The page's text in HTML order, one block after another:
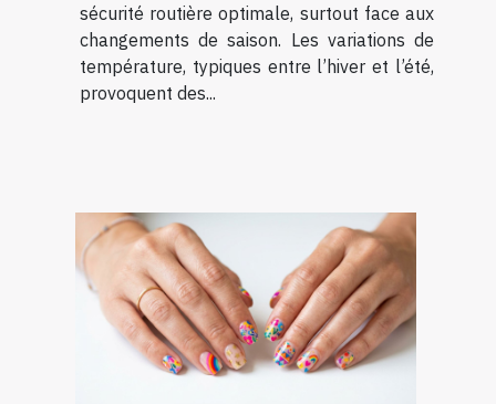
sécurité routière optimale, surtout face aux
changements de saison. Les variations de
température, typiques entre l’hiver et l’été,
provoquent des...